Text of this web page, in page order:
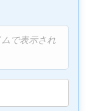
で表示され